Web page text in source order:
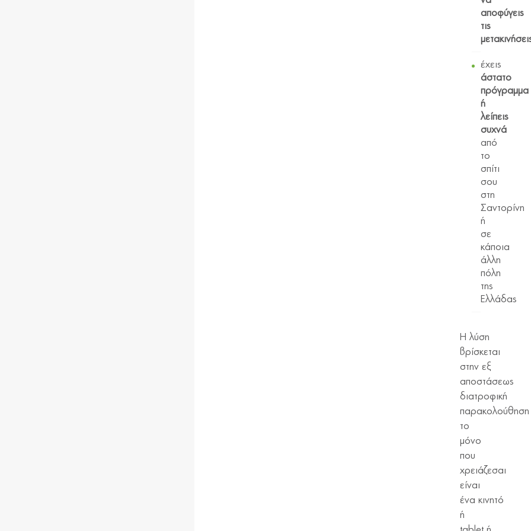
αποφύγεις
τις
έχεις
άστατο
πρόγραμμα
ή
λείπεις
συχνά
από
το
σπίτι
σου
στη
Σαντορίνη
ή
σε
κάποια
άλλη
πόλη
της
Ελλάδας
Η λύση
βρίσκεται
στην εξ
αποστάσεως
διατροφική
παρακολούθηση
το
μόνο
που
χρειάζεσαι
είναι
ένα κινητό
ή